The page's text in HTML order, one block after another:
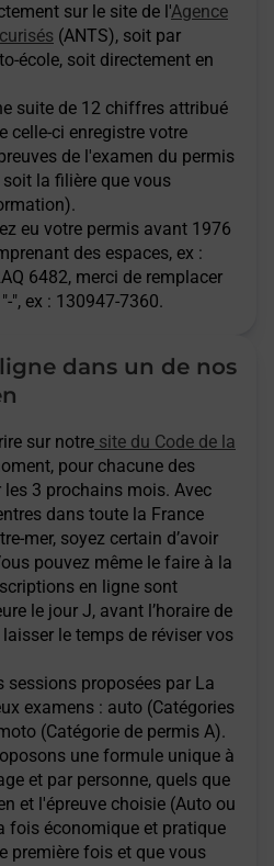
de la route
de la route
code de la
sur le site de l'Agence
(ANTS), soit par
école, soit directement en
suite de 12 chiffres attribué
celle-ci enregistre votre
de l'examen du permis
la filière que vous
eu votre permis avant 1976
des espaces, ex :
6482, merci de remplacer
", ex : 130947-7360.
dans un de nos
sur notre site du Code de la
pour chacune des
3 prochains mois. Avec
dans toute la France
mer, soyez certain d’avoir
pouvez même le faire à la
en ligne sont
le jour J, avant l’horaire de
laisser le temps de réviser vos
sessions proposées par La
examens : auto (Catégories
(Catégorie de permis A).
une formule unique à
et par personne, quels que
et l'épreuve choisie (Auto ou
fois économique et pratique
première fois et que vous